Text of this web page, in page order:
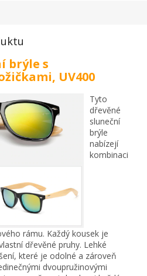
brýle s
UV400
Tyto
dřevěné
sluneční
brýle
nabízejí
kombinaci
rámu. Každý kousek je
dřevěné pruhy. Lehké
které je odolné a zároveň
dvoupružinovými